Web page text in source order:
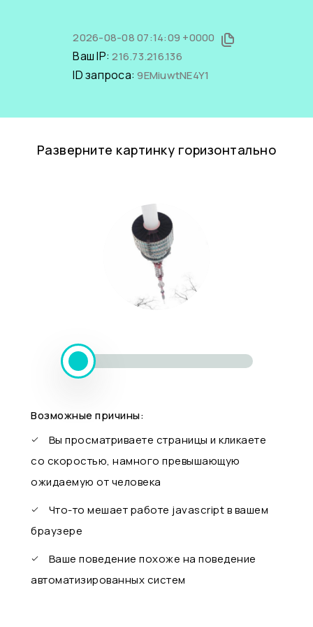
2026-08-08 07:14:09 +0000
Ваш IP:216.73.216.136
ID запроса:9EMiuwtNE4Y1
Разверните картинку горизонтально
Возможные причины:
Вы просматриваете страницы и кликаете
со скоростью, намного превышающую
ожидаемую от человека
Что-то мешает работе javascript в вашем
браузере
Ваше поведение похоже на поведение
автоматизированных систем